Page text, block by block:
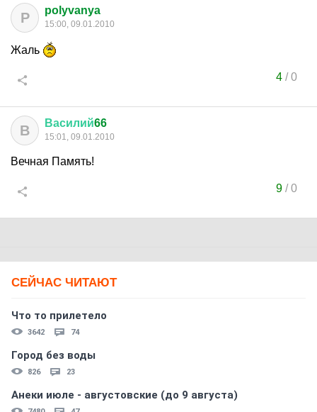
P polyvanya
15:00, 09.01.2010
Жаль
4/0
В Василий66
15:01, 09.01.2010
Вечная Память!
9/0
СЕЙЧАС ЧИТАЮТ
Что то прилетело
3642 74
Город без воды
826 23
Анеки июле - августовские (до 9 августа)